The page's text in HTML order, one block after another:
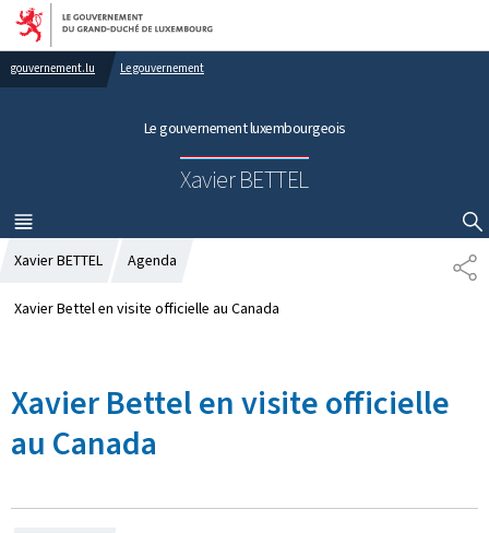
Aller au menu principal
Aller au contenu
gouvernement.lu Le gouvernement
Le gouvernement luxembourgeois
Xavier BETTEL
MENU
PRINCIPAL
AFFICHER / MASQUER LA RECHERCHE
P
A
Xavier BETTEL Agenda
Xavier Bettel en visite officielle au Canada
Xavier Bettel en visite officielle
au Canada